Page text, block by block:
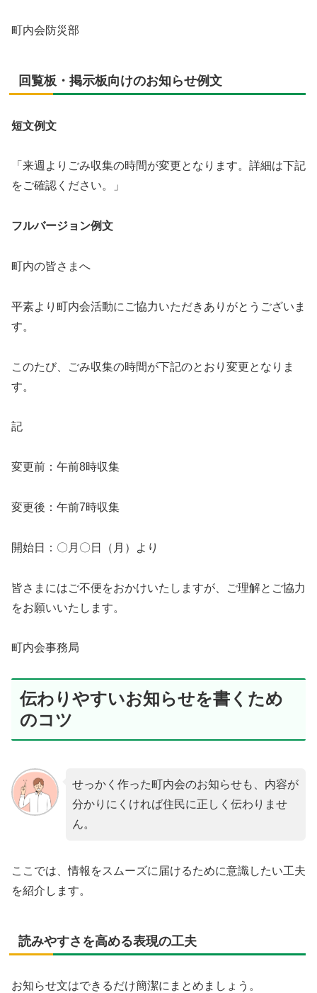
町内会防災部
回覧板・掲示板向けのお知らせ例文
短文例文
「来週よりごみ収集の時間が変更となります。詳細は下記
をご確認ください。」
フルバージョン例文
町内の皆さまへ
平素より町内会活動にご協力いただきありがとうございま
す。
このたび、ごみ収集の時間が下記のとおり変更となりま
す。
記
変更前：午前8時収集
変更後：午前7時収集
開始日：〇月〇日（月）より
皆さまにはご不便をおかけいたしますが、ご理解とご協力
をお願いいたします。
町内会事務局
伝わりやすいお知らせを書くため
のコツ
せっかく作った町内会のお知らせも、内容が
分かりにくければ住民に正しく伝わりませ
ん。
ここでは、情報をスムーズに届けるために意識したい工夫
を紹介します。
読みやすさを高める表現の工夫
お知らせ文はできるだけ簡潔にまとめましょう。